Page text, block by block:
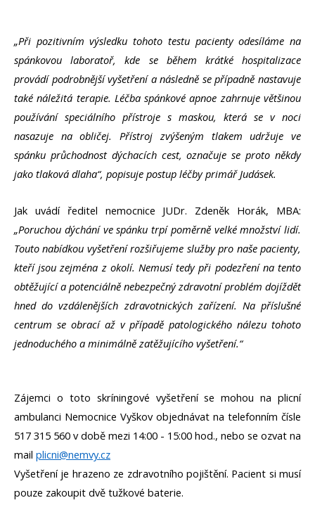
„Při pozitivním výsledku tohoto testu pacienty odesíláme na
spánkovou laboratoř, kde se během krátké hospitalizace
provádí podrobnější vyšetření a následně se případně nastavuje
také náležitá terapie. Léčba spánkové apnoe zahrnuje většinou
používání speciálního přístroje s maskou, která se v noci
nasazuje na obličej. Přístroj zvýšeným tlakem udržuje ve
spánku průchodnost dýchacích cest, označuje se proto někdy
jako tlaková dlaha“, popisuje postup léčby primář Judásek.
Jak uvádí ředitel nemocnice JUDr. Zdeněk Horák, MBA:
„Poruchou dýchání ve spánku trpí poměrně velké množství lidí.
Touto nabídkou vyšetření rozšiřujeme služby pro naše pacienty,
kteří jsou zejména z okolí. Nemusí tedy při podezření na tento
obtěžující a potenciálně nebezpečný zdravotní problém dojíždět
hned do vzdálenějších zdravotnických zařízení. Na příslušné
centrum se obrací až v případě patologického nálezu tohoto
jednoduchého a minimálně zatěžujícího vyšetření.“
Zájemci o toto skríningové vyšetření se mohou na plicní
ambulanci Nemocnice Vyškov objednávat na telefonním čísle
517 315 560 v době mezi 14:00 - 15:00 hod., nebo se ozvat na
mail plicni@nemvy.cz
Vyšetření je hrazeno ze zdravotního pojištění. Pacient si musí
pouze zakoupit dvě tužkové baterie.